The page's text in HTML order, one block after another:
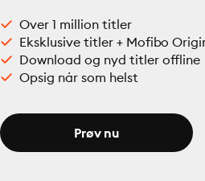
Over 1 million titler
Eksklusive titler + Mofibo
Download og nyd titler offline
Opsig når som helst
Prøv nu